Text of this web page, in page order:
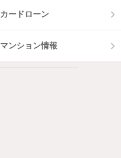
カードローン
マンション情報